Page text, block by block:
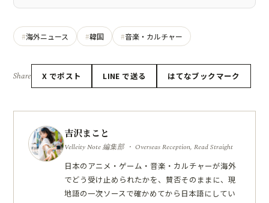
海外ニュース 韓国 音楽・カルチャー
Share X でポスト LINE で送る はてなブックマーク
吉沢まこと
Velleity Note 編集部 ・ Overseas Reception, Read Straight
日本のアニメ・ゲーム・音楽・カルチャーが海外
でどう受け止められたかを、賛否そのままに、現
地語の一次ソースで確かめてから日本語にしてい